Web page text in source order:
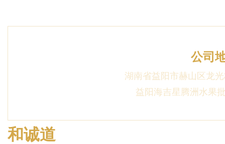
公司
湖南省益阳市赫山区龙
益阳海吉星腾洲水果
和诚道